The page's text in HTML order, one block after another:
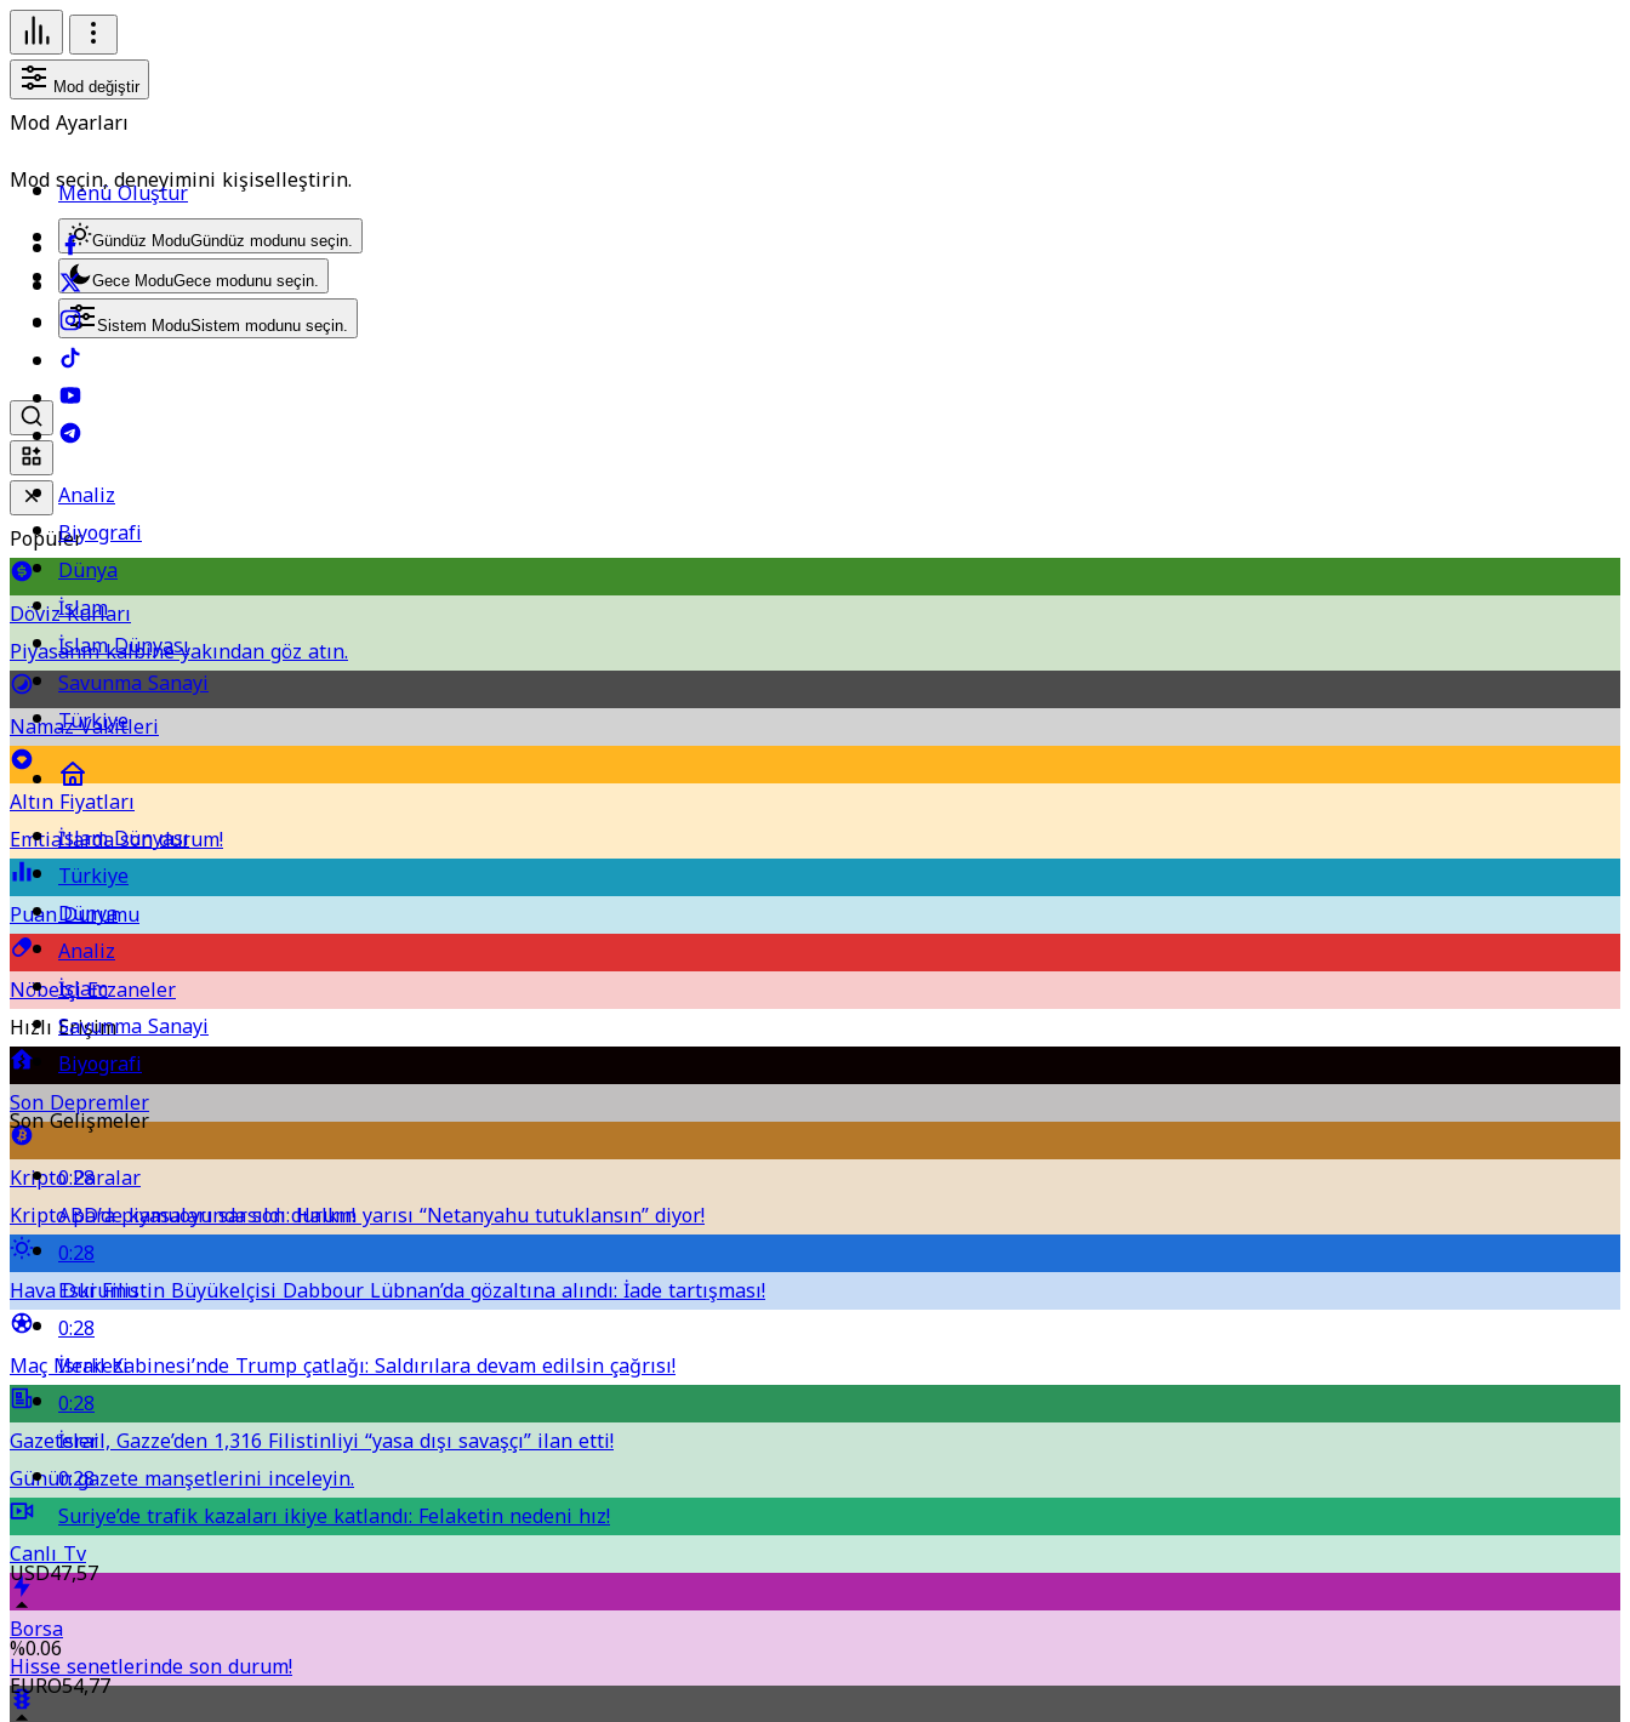
Mod değiştir
Mod Ayarları
Mod seçin, deneyimini kişiselleştirin.
Gündüz ModuGündüz modunu seçin.
Gece ModuGece modunu seçin.
Sistem ModuSistem modunu seçin.
Popüler
Döviz Kurları
Piyasanın kalbine yakından göz atın.
Namaz Vakitleri
Altın Fiyatları
Emtia'larda son durum!
Puan Durumu
Nöbetçi Eczaneler
Hızlı Erişim
Son Depremler
Kripto Paralar
Kripto para piyasalarında son durum!
Hava Durumu
Maç Merkezi
Gazeteler
Günün gazete manşetlerini inceleyin.
Canlı Tv
Borsa
Hisse senetlerinde son durum!
Menü Oluştur
Analiz
Biyografi
Dünya
İslam
İslam Dünyası
Savunma Sanayi
Türkiye
İslam Dünyası
Türkiye
Dünya
Analiz
İslam
Savunma Sanayi
Biyografi
Son Gelişmeler
0:28
ABD’de kamuoyu sarsıldı: Halkın yarısı “Netanyahu tutuklansın” diyor!
0:28
Eski Filistin Büyükelçisi Dabbour Lübnan’da gözaltına alındı: İade tartışması!
0:28
İsrail Kabinesi’nde Trump çatlağı: Saldırılara devam edilsin çağrısı!
0:28
İsrail, Gazze’den 1,316 Filistinliyi “yasa dışı savaşçı” ilan etti!
0:28
Suriye’de trafik kazaları ikiye katlandı: Felaketin nedeni hız!
USD47,57
%0.06
EURO54,77